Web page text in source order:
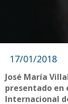
17/01/2018
José María
presentado en
Internacional